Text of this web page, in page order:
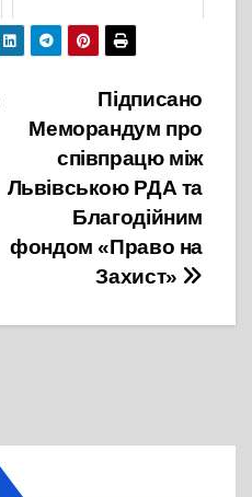
18 Серпня, 2022
Підписано
Меморандум про
співпрацю між
Львівською РДА та
Благодійним
фондом «Право на
Захист»